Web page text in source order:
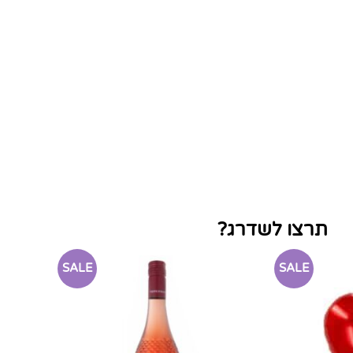
תרצו לשדרג?
SALE
SALE